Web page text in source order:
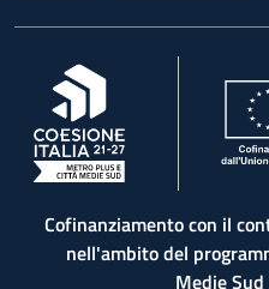
, apre in una nuova scheda
Cofinanziamento con il
nell'ambito del
Medie